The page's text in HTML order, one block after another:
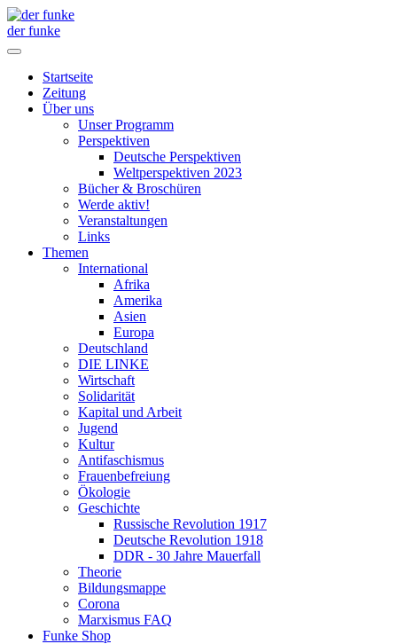
der funke
Startseite
Zeitung
Über uns
Unser Programm
Perspektiven
Deutsche Perspektiven
Weltperspektiven 2023
Bücher & Broschüren
Werde aktiv!
Veranstaltungen
Links
Themen
International
Afrika
Amerika
Asien
Europa
Deutschland
DIE LINKE
Wirtschaft
Solidarität
Kapital und Arbeit
Jugend
Kultur
Antifaschismus
Frauenbefreiung
Ökologie
Geschichte
Russische Revolution 1917
Deutsche Revolution 1918
DDR - 30 Jahre Mauerfall
Theorie
Bildungsmappe
Corona
Marxismus FAQ
Funke Shop